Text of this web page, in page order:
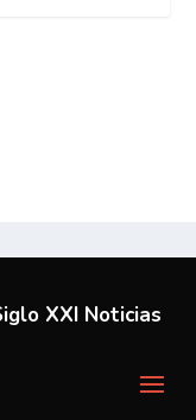
XXI Noticias